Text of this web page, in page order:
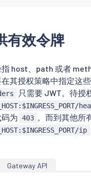
有效令牌
host、path 或者
其授权策略中指定这
只需要 JWT。待授
为 403 。而到其他所
ip
Gateway API